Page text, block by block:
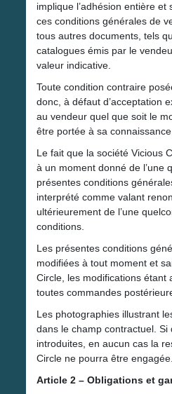
implique l’adhésion entière
ces conditions générales de
tous autres documents, tels
catalogues émis par le
valeur indicative.
Toute condition contraire
donc, à défaut d’acceptation
au vendeur quel que soit le
être portée à sa connaissance.
Le fait que la société Vicious
à un moment donné de l’une
présentes conditions
interprété comme valant
ultérieurement de l’une
conditions.
Les présentes conditions
modifiées à tout moment et
Circle, les modifications étant
toutes commandes
Les photographies illustrant
dans le champ contractuel. Si
introduites, en aucun cas la
Circle ne pourra être engagée.
Article 2 – Obligations et